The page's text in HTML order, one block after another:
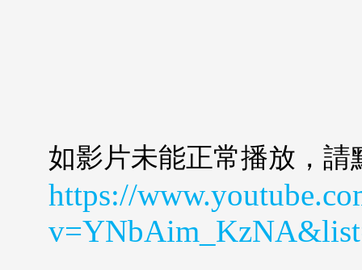
如影片未能正常播放，請
https://